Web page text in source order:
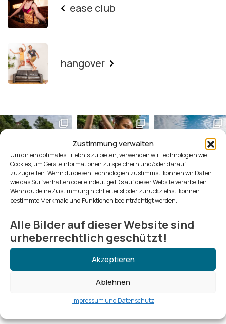
Zustimmung verwalten
Um dir ein optimales Erlebnis zu bieten, verwenden wir Technologien wie
Cookies, um Geräteinformationen zu speichern und/oder darauf
zuzugreifen. Wenn du diesen Technologien zustimmst, können wir Daten
wie das Surfverhalten oder eindeutige IDs auf dieser Website verarbeiten.
Wenn du deine Zustimmung nicht erteilst oder zurückziehst, können
bestimmte Merkmale und Funktionen beeinträchtigt werden.
Alle Bilder auf dieser Website sind
urheberrechtlich geschützt!
Akzeptieren
Ablehnen
Impressum und Datenschutz
Instagram
Email
Phone
ease club
hangover
Auf Instagram folgen